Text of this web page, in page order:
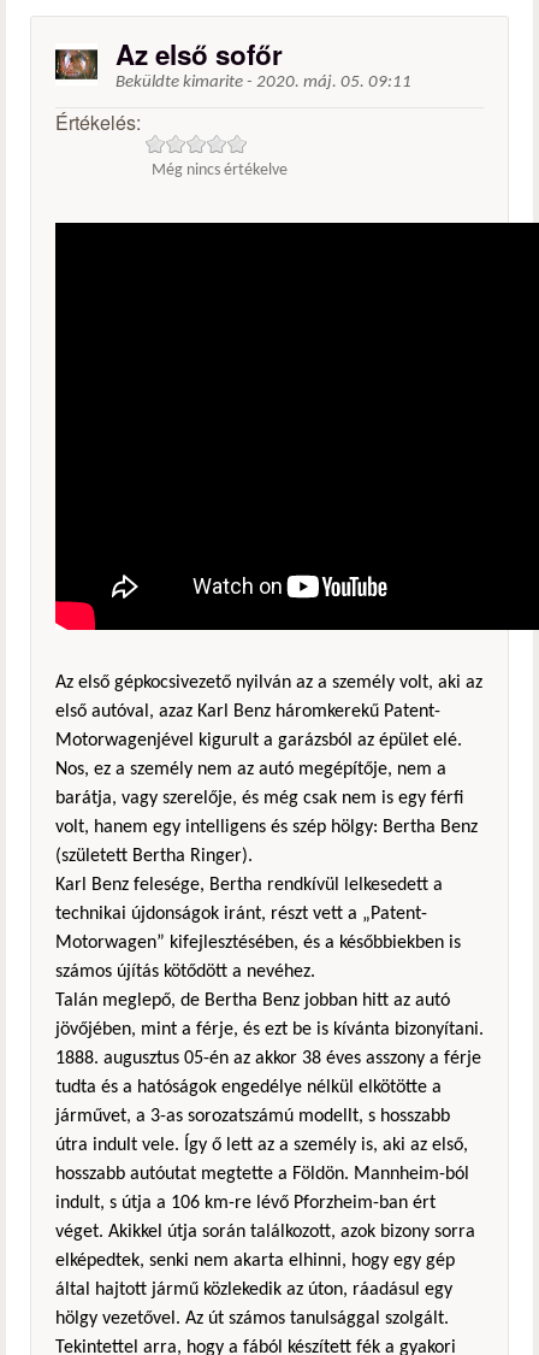
Az első sofőr
Beküldte kimarite - 2020. máj. 05. 09:11
Értékelés:
Még nincs értékelve
Az első gépkocsivezető nyilván az a személy volt, aki az
első autóval, azaz Karl Benz háromkerekű Patent-
Motorwagenjével kigurult a garázsból az épület elé.
Nos, ez a személy nem az autó megépítője, nem a
barátja, vagy szerelője, és még csak nem is egy férfi
volt, hanem egy intelligens és szép hölgy: Bertha Benz
(született Bertha Ringer).
Karl Benz felesége, Bertha rendkívül lelkesedett a
technikai újdonságok iránt, részt vett a „Patent-
Motorwagen” kifejlesztésében, és a későbbiekben is
számos újítás kötődött a nevéhez.
Talán meglepő, de Bertha Benz jobban hitt az autó
jövőjében, mint a férje, és ezt be is kívánta bizonyítani.
1888. augusztus 05-én az akkor 38 éves asszony a férje
tudta és a hatóságok engedélye nélkül elkötötte a
járművet, a 3-as sorozatszámú modellt, s hosszabb
útra indult vele. Így ő lett az a személy is, aki az első,
hosszabb autóutat megtette a Földön. Mannheim-ból
indult, s útja a 106 km-re lévő Pforzheim-ban ért
véget. Akikkel útja során találkozott, azok bizony sorra
elképedtek, senki nem akarta elhinni, hogy egy gép
által hajtott jármű közlekedik az úton, ráadásul egy
hölgy vezetővel. Az út számos tanulsággal szolgált.
Tekintettel arra, hogy a fából készített fék a gyakori